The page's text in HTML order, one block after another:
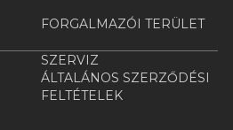
FORGALMAZÓI TERÜLET
SZERVIZ
ÁLTALÁNOS SZERZŐDÉSI
FELTÉTELEK